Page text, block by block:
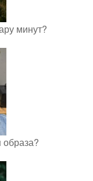
минут?